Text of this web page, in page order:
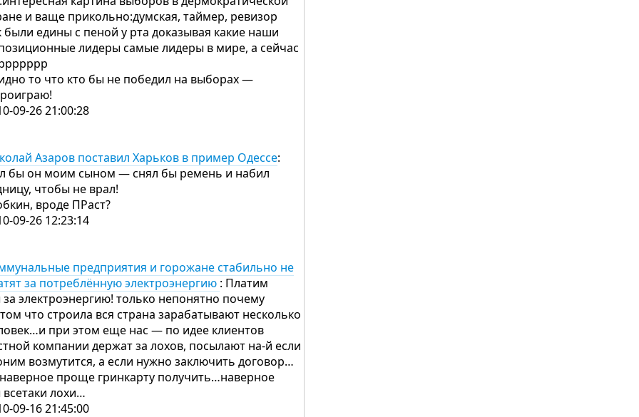
и ваще прикольно:думская, таймер, ревизор
были едины с пеной у рта доказывая какие наши
лидеры самые лидеры в мире, а сейчас
то что кто бы не победил на выборах —
09-26 21:00:28
Азаров поставил Харьков в пример Одессе:
бы он моим сыном — снял бы ремень и набил
чтобы не врал!
вроде ПРаст?
09-26 12:23:14
предприятия и горожане стабильно не
за потреблённую электроэнергию : Платим
электроэнергию! только непонятно почему
что строила вся страна зарабатывают несколько
при этом еще нас — по идее клиентов
компании держат за лохов, посылают на-й если
возмутится, а если нужно заключить договор…
проще гринкарту получить…наверное
лохи…
09-16 21:45:00